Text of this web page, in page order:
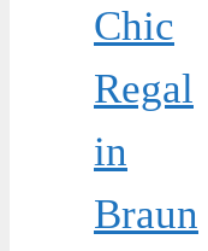
Chic
Regal
in
Braun